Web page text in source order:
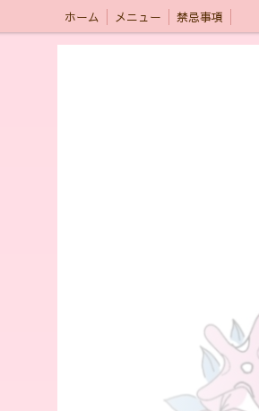
ホーム メニュー 禁忌事項